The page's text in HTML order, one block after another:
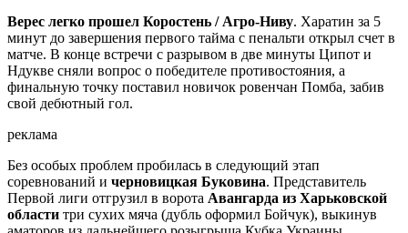
Верес легко прошел Коростень / Агро-Ниву. Харатин за 5
минут до завершения первого тайма с пенальти открыл счет в
матче. В конце встречи с разрывом в две минуты Ципот и
Ндукве сняли вопрос о победителе противостояния, а
финальную точку поставил новичок ровенчан Помба, забив
свой дебютный гол.
реклама
Без особых проблем пробилась в следующий этап
соревнований и черновицкая Буковина. Представитель
Первой лиги отгрузил в ворота Авангарда из Харьковской
области три сухих мяча (дубль оформил Бойчук), выкинув